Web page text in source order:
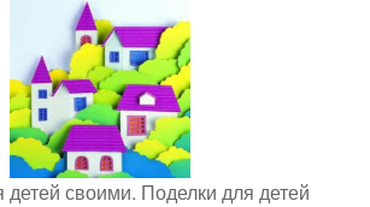
детей своими. Поделки для детей